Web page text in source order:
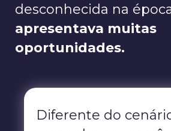
desconhecida na
apresentava muitas
oportunidades.
Diferente do